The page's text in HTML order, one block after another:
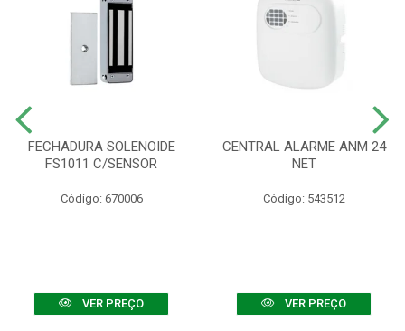
FECHADURA SOLENOIDE
FS1011 C/SENSOR
Código: 670006
VER PREÇO
CENTRAL ALARME ANM 24
NET
Código: 543512
VER PREÇO